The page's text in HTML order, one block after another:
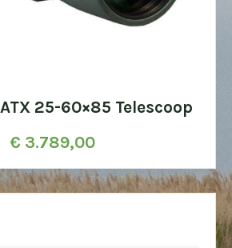
25-60×85 Telescoop
€ 3.789,00